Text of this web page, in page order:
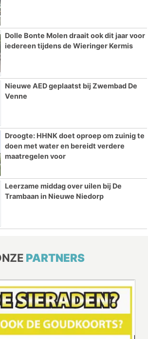
Dolle Bonte Molen draait ook dit jaar voor
iedereen tijdens de Wieringer Kermis
Nieuwe AED geplaatst bij Zwembad De
Venne
Droogte: HHNK doet oproep om zuinig te
doen met water en bereidt verdere
maatregelen voor
Leerzame middag over uilen bij De
Trambaan in Nieuwe Niedorp
PARTNERS